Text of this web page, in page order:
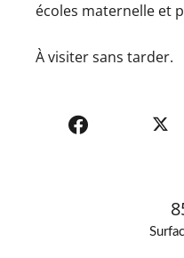
écoles maternelle et
À visiter sans tarder.